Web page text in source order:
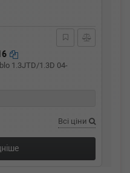
1.3JTD/1.3D 04-
Всі ціни